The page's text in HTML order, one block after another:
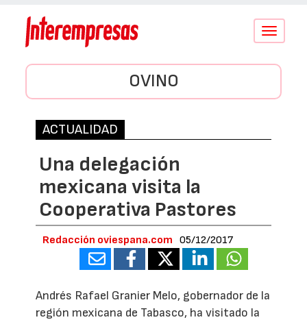
Conmutar
OVINO
ACTUALIDAD
Una delegación
mexicana visita la
Cooperativa Pastores
Redacción oviespana.com 05/12/2017
Andrés Rafael Granier Melo, gobernador de la
región mexicana de Tabasco, ha visitado la